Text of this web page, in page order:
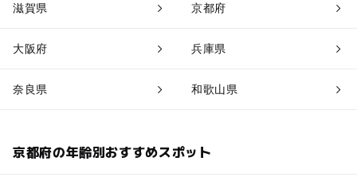
滋賀県 京都府
大阪府 兵庫県
奈良県 和歌山県
京都府の年齢別おすすめスポット